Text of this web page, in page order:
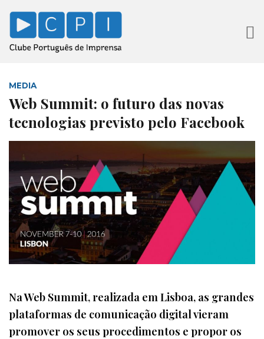
MEDIA
Web Summit: o futuro das novas
tecnologias previsto pelo Facebook
Na Web Summit, realizada em Lisboa, as grandes
plataformas de comunicação digital vieram
promover os seus procedimentos e propor os